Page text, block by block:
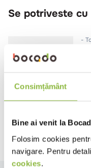
Consimțământ
Bine ai venit la
Folosim cookies
navigare. Pentru
cookies.
Se potriveste cu